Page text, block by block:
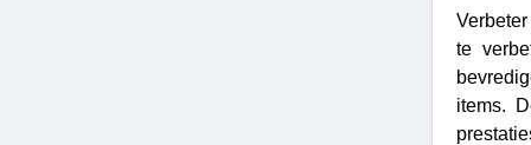
te
items.